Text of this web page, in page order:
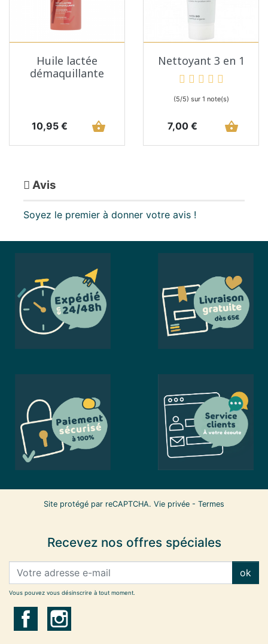
Huile lactée
démaquillante
Prix
10,95 € shopping_basket
Nettoyant 3 en 1
(5/5) sur 1 note(s)
Prix
7,00 € shopping_basket
Avis
Soyez le premier à donner votre avis !
Site protégé par reCAPTCHA. Vie privée - Termes
Recevez nos offres spéciales
ok
Vous pouvez vous désinscrire à tout moment.